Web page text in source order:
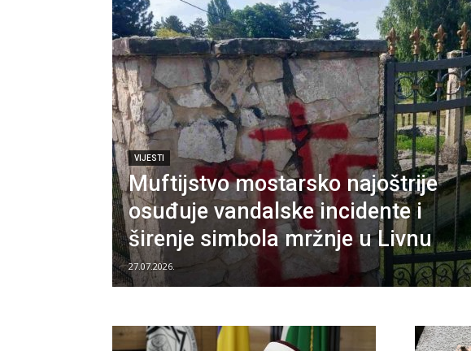
VIJESTI
Muftijstvo mostarsko najoštrije
osuđuje vandalske incidente i
širenje simbola mržnje u Livnu
27.07.2026.